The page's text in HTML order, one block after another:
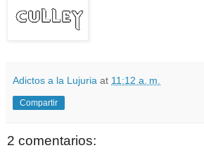
Adictos a la Lujuria at 11:12 a. m.
Compartir
2 comentarios: